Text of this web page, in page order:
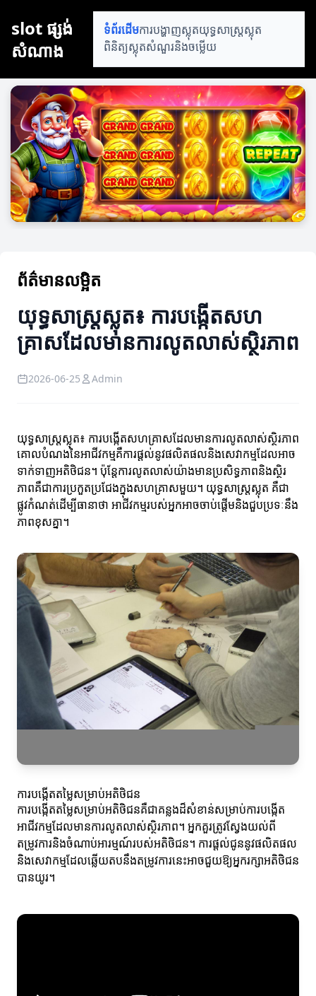
slot​​ ផ្សង់
សំណាង
ទំព័រដើមការបង្ហាញស្លុតយុទ្ធសាស្ត្រស្លុត
ពិនិត្យស្លុតសំណួរនិងចម្លើយ
ព័ត៌មានលម្អិត
យុទ្ធសាស្ត្រស្លុត៖ ការបង្កើតសហ
គ្រាសដែលមានការលូតលាស់ស្ថិរភាព
2026-06-25 Admin
យុទ្ធសាស្ត្រស្លុត៖ ការបង្កើតសហគ្រាសដែលមានការលូតលាស់ស្ថិរភាព
គោលបំណងនៃអាជីវកម្មគឺការផ្តល់នូវផលិតផលនិងសេវាកម្មដែលអាច
ទាក់ទាញអតិថិជន។ ប៉ុន្តែការលូតលាស់យ៉ាងមានប្រសិទ្ធភាពនិងស្ថិរ
ភាពគឺជាការប្រកួតប្រជែងក្នុងសហគ្រាសមួយ។ យុទ្ធសាស្ត្រស្លុត គឺជា
ផ្លូវកំណត់ដើម្បីធានា​ថា អាជីវកម្មរបស់អ្នកអាចចាប់ផ្តើមនិងជួបប្រទៈនឹង
ភាពខុសគ្នា។
ការបង្កើតតម្លៃសម្រាប់អតិថិជន
ការបង្កើតតម្លៃសម្រាប់អតិថិជនគឺជាគន្លងដ៏សំខាន់សម្រាប់ការបង្កើត
អាជីវកម្មដែលមានការលូតលាស់ស្ថិរភាព។ អ្នកគួរត្រូវស្វែងយល់ពី
តម្រូវការនិងចំណាប់អារម្មណ៍របស់អតិថិជន។ ការផ្តល់ជូននូវផលិតផល
និងសេវាកម្មដែលឆ្លើយតបនឹងតម្រូវការនេះអាចជួយឱ្យអ្នករក្សាអតិថិជន
បានយូរ។